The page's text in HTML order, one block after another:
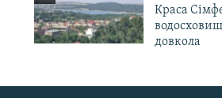
Краса
довкола